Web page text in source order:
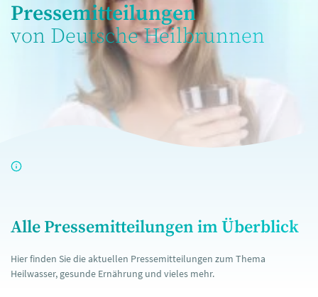
Pressemitteilungen
von Deutsche Heilbrunnen
Alle Pressemitteilungen im Überblick
Hier finden Sie die aktuellen Pressemitteilungen zum Thema
Heilwasser, gesunde Ernährung und vieles mehr.